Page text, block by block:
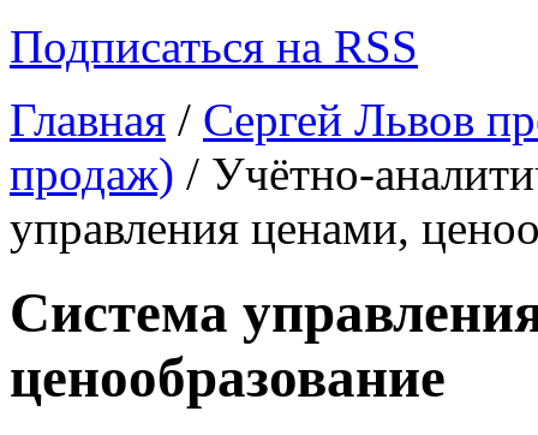
Подписаться на RSS
Главная / Сергей Львов
продаж) / Учётно-
управления ценами,
Система
ценообразование